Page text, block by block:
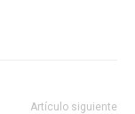
Artículo siguiente